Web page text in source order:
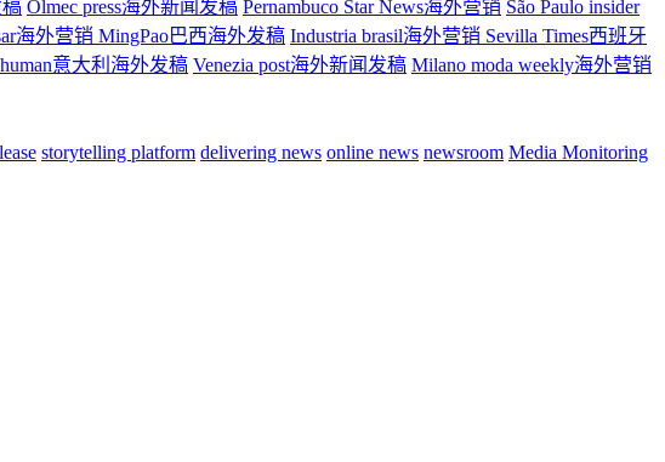
稿 Olmec press海外新闻发稿 Pernambuco Star News海外营销 São Paulo insider
海外营销 MingPao巴西海外发稿 Industria brasil海外营销 Sevilla Times西班牙
意大利海外发稿 Venezia post海外新闻发稿 Milano moda weekly海外营销
storytelling platform delivering news online news newsroom Media Monitoring